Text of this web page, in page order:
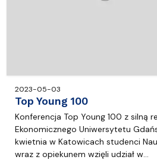
2023-05-03
Top Young 100
Konferencja Top Young 100 z silną
Ekonomicznego Uniwersytetu
kwietnia w Katowicach studenci
wraz z opiekunem wzięli udział w…